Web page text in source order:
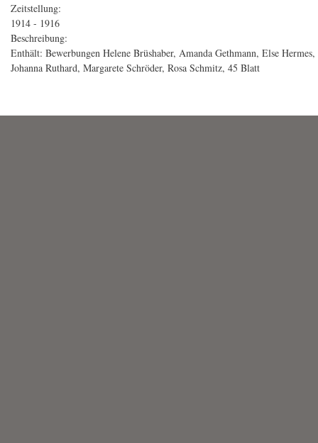
Zeitstellung:
1914 - 1916
Beschreibung:
Enthält: Bewerbungen Helene Brüshaber, Amanda Gethmann, Else
Johanna Ruthard, Margarete Schröder, Rosa Schmitz, 45 Blatt